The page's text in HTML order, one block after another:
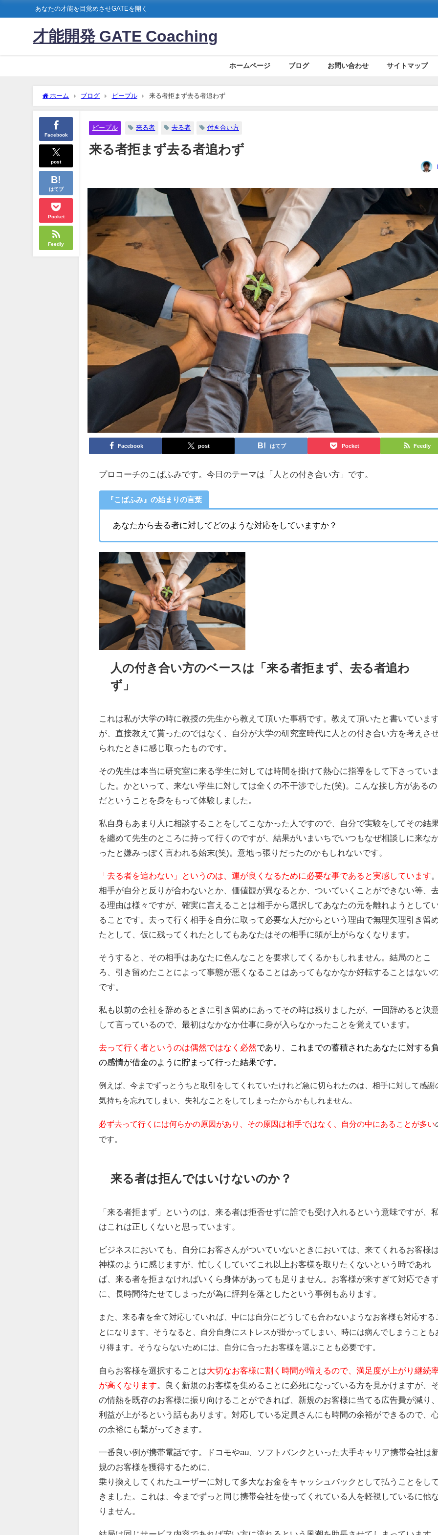
あなたの才能を目覚めさせGATEを開く
才能開発 GATE Coaching
ホームページ ブログ お問い合わせ サイトマップ
ホーム ブログ ピープル 来る者拒まず去る者追わず
Facebook
post
はてブ
Pocket
Feedly
ピープル 来る者 去る者 付き合い方
来る者拒まず去る者追わず
Facebook post はてブ Pocket Feedly
プロコーチのこばふみです。今日のテーマは「人との付き合い方」です。
『こばふみ』の始まりの言葉
あなたから去る者に対してどのような対応をしていますか？
人の付き合い方のベースは「来る者拒まず、去る者追わ
ず」
これは私が大学の時に教授の先生から教えて頂いた事柄です。教えて頂いたと書いていま
が、直接教えて貰ったのではなく、自分が大学の研究室時代に人との付き合い方を考えさ
られたときに感じ取ったものです。
その先生は本当に研究室に来る学生に対しては時間を掛けて熱心に指導をして下さっていま
した。かといって、来ない学生に対しては全くの不干渉でした(笑)。こんな接し方があるの
だということを身をもって体験しました。
私自身もあまり人に相談することをしてこなかった人ですので、自分で実験をしてその結
を纏めて先生のところに持って行くのですが、結果がいまいちでいつもなぜ相談しに来な
ったと嫌みっぽく言われる始末(笑)。意地っ張りだったのかもしれないです。
「去る者を追わない」というのは、運が良くなるために必要な事であると実感しています
相手が自分と反りが合わないとか、価値観が異なるとか、ついていくことができない等、
る理由は様々ですが、確実に言えることは相手から選択してあなたの元を離れようとして
ることです。去って行く相手を自分に取って必要な人だからという理由で無理矢理引き留
たとして、仮に残ってくれたとしてもあなたはその相手に頭が上がらなくなります。
そうすると、その相手はあなたに色んなことを要求してくるかもしれません。結局のとこ
ろ、引き留めたことによって事態が悪くなることはあってもなかなか好転することはない
です。
私も以前の会社を辞めるときに引き留めにあってその時は残りましたが、一回辞めると決
して言っているので、最初はなかなか仕事に身が入らなかったことを覚えています。
去って行く者というのは偶然ではなく必然であり、これまでの蓄積されたあなたに対する負
の感情が借金のように貯まって行った結果です。
例えば、今までずっとうちと取引をしてくれていたけれど急に切られたのは、相手に対して感謝
気持ちを忘れてしまい、失礼なことをしてしまったからかもしれません。
必ず去って行くには何らかの原因があり、その原因は相手ではなく、自分の中にあることが多い
です。
来る者は拒んではいけないのか？
「来る者拒まず」というのは、来る者は拒否せずに誰でも受け入れるという意味ですが、
はこれは正しくないと思っています。
ビジネスにおいても、自分にお客さんがついていないときにおいては、来てくれるお客様
神様のように感じますが、忙しくしていてこれ以上お客様を取りたくないという時であれ
ば、来る者を拒まなければいくら身体があっても足りません。お客様が来すぎて対応でき
に、長時間待たせてしまったが為に評判を落としたという事例もあります。
また、来る者を全て対応していれば、中には自分にどうしても合わないようなお客様も対応する
とになります。そうなると、自分自身にストレスが掛かってしまい、時には病んでしまうことも
り得ます。そうならないためには、自分に合ったお客様を選ぶことも必要です。
自らお客様を選択することは大切なお客様に割く時間が増えるので、満足度が上がり継続
が高くなります 。良く新規のお客様を集めることに必死になっている方を見かけますが、
の情熱を既存のお客様に振り向けることができれば、新規のお客様に当てる広告費が減り、
利益が上がるという話もあります。対応している定員さんにも時間の余裕ができるので、
の余裕にも繋がってきます。
一番良い例が携帯電話です。ドコモやau、ソフトバンクといった大手キャリア携帯会社は
規のお客様を獲得するために、
乗り換えしてくれたユーザーに対して多大なお金をキャッシュバックとして払うことをして
きました。これは、今までずっと同じ携帯会社を使ってくれている人を軽視しているに他
りません。